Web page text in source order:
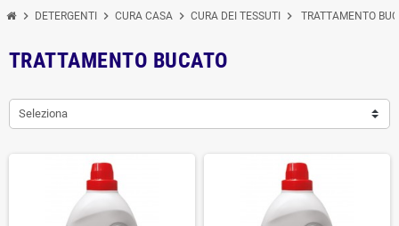
chevron_right DETERGENTI chevron_right CURA CASA chevron_right CURA DEI TESSUTI chevron_right TRATTAMENTO
TRATTAMENTO BUCATO
Seleziona